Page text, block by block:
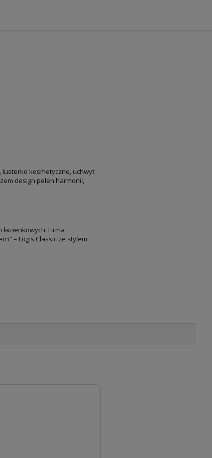
lusterko kosmetyczne, uchwyt
design pełen harmonii,
Firma
– Logis Classic ze stylem